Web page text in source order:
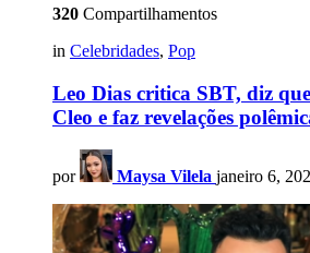
320 Compartilhamentos
in Celebridades, Pop
Leo Dias critica SBT, diz
Cleo e faz revelações
por Maysa Vilela janeiro 6,